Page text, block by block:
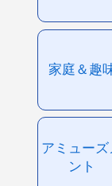
家庭＆趣
アミューズ
ント